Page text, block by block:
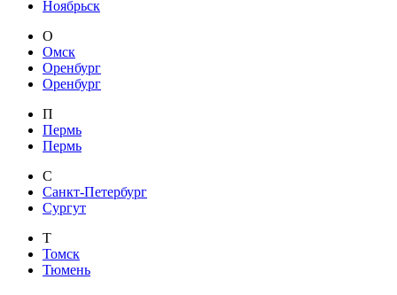
Ноябрьск
О
Омск
Оренбург
Оренбург
П
Пермь
Пермь
С
Санкт-Петербург
Сургут
Т
Томск
Тюмень